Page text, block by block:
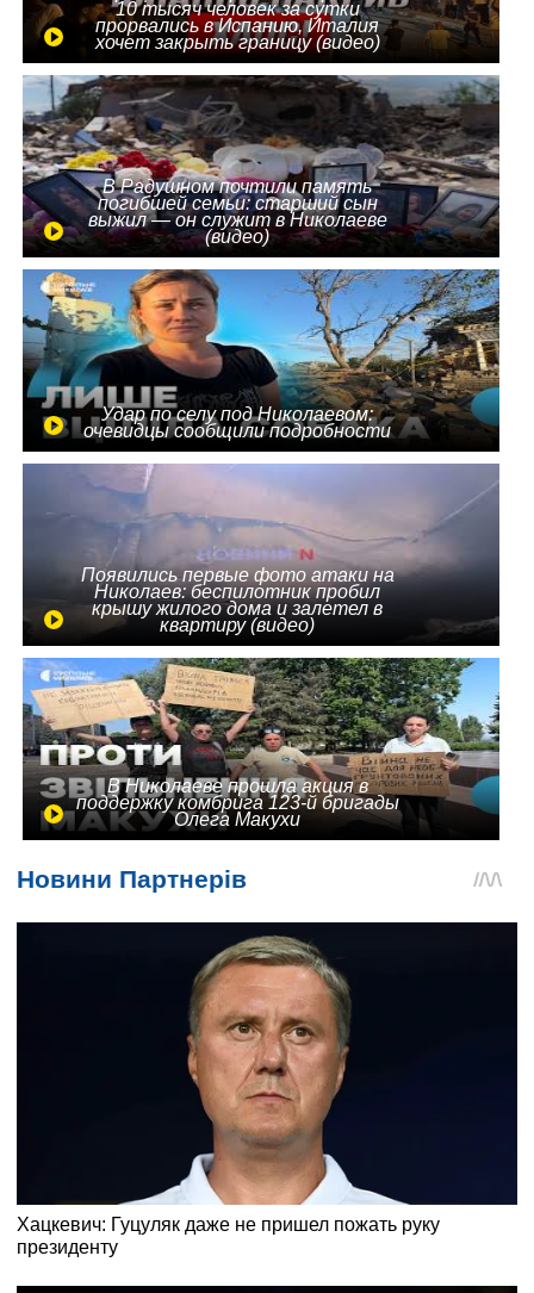
10 тысяч человек за сутки
прорвались в Испанию, Италия
хочет закрыть границу (видео)
В Радушном почтили память
погибшей семьи: старший сын
выжил — он служит в Николаеве
(видео)
Удар по селу под Николаевом:
очевидцы сообщили подробности
Появились первые фото атаки на
Николаев: беспилотник пробил
крышу жилого дома и залетел в
квартиру (видео)
В Николаеве прошла акция в
поддержку комбрига 123-й бригады
Олега Макухи